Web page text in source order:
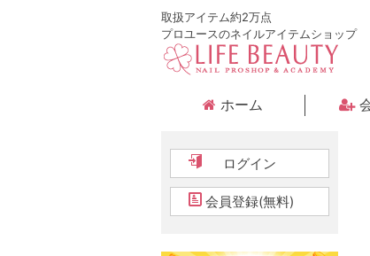
取扱アイテム約2万点
プロユースのネイルアイテムショップ
ホーム
ログイン
会員登録(無料)